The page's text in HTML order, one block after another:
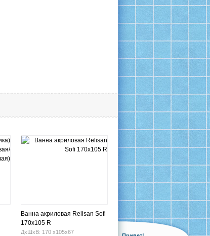
Ванна акриловая Relisan Sofi
170x105 R
ДхШхВ: 170 х105х67